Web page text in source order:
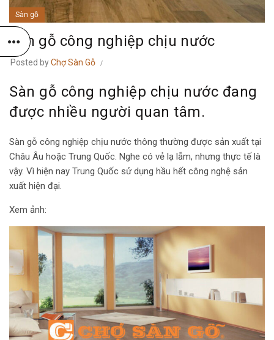
Sàn gỗ
Sàn gỗ công nghiệp chịu nước
Posted byChợ Sàn Gỗ
Sàn gỗ công nghiệp chịu nước đang
được nhiều người quan tâm.
Sàn gỗ công nghiệp chịu nước thông thường được sản xuất tại
Châu Âu hoặc Trung Quốc. Nghe có vẻ lạ lẫm, nhưng thực tế là
vậy. Vì hiện nay Trung Quốc sử dụng hầu hết công nghệ sản
xuất hiện đại.
Xem ảnh: